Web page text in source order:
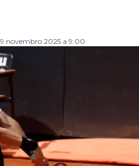
novembro 2025 a 9:00